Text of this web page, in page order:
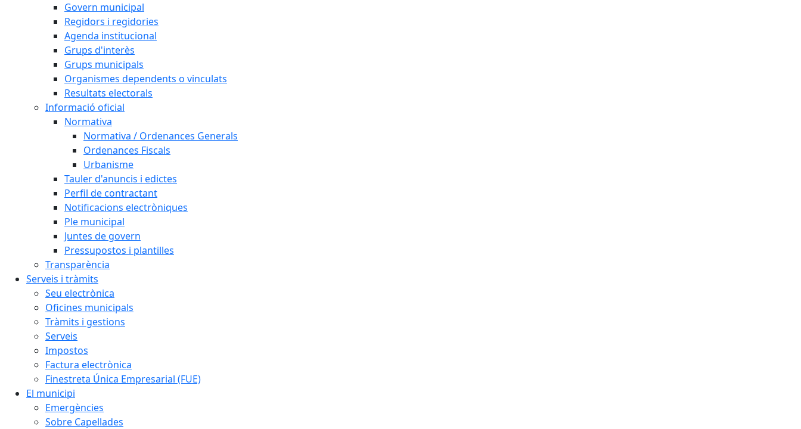
Govern municipal
Regidors i regidories
Agenda institucional
Grups d'interès
Grups municipals
Organismes dependents o vinculats
Resultats electorals
Informació oficial
Normativa
Normativa / Ordenances Generals
Ordenances Fiscals
Urbanisme
Tauler d'anuncis i edictes
Perfil de contractant
Notificacions electròniques
Ple municipal
Juntes de govern
Pressupostos i plantilles
Transparència
Serveis i tràmits
Seu electrònica
Oficines municipals
Tràmits i gestions
Serveis
Impostos
Factura electrònica
Finestreta Única Empresarial (FUE)
El municipi
Emergències
Sobre Capellades